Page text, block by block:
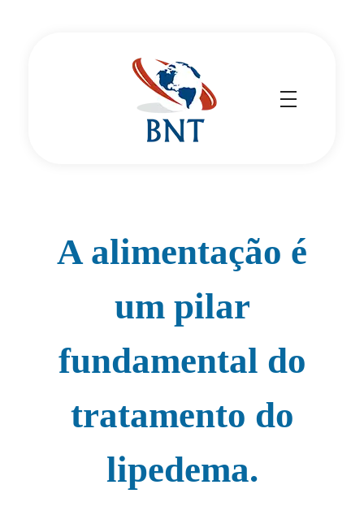
A alimentação é
um pilar
fundamental do
tratamento do
lipedema.